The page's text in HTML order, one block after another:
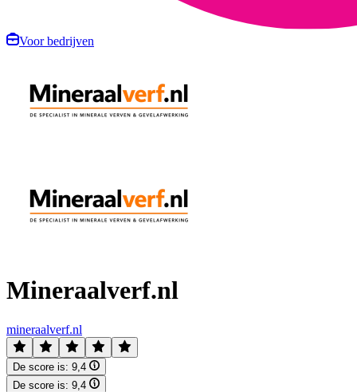
Voor bedrijven
Mineraalverf.nl
mineraalverf.nl
De score is: 9,4
De score is: 9,4